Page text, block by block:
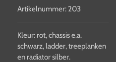
Artikelnummer: 203
Kleur: rot, chassis e.a.
schwarz, ladder, treeplanken
en radiator silber.